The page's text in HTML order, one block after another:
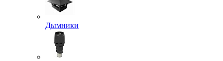
Дымники